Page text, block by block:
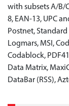
with subsets A/B/C
8, EAN-13, UPC
Postnet,
Logmars, MSI,
Codablock,
Data Matrix,
DataBar (RSS),